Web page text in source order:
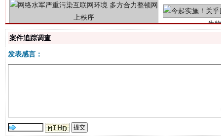
案件追踪调查
发表感言：